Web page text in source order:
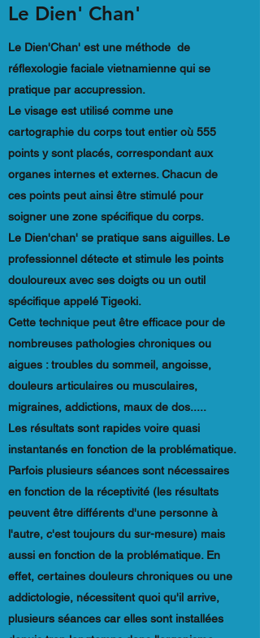
Le Dien' Chan'
Le Dien'Chan' est une méthode de
réflexologie faciale vietnamienne qui se
pratique par accupression.
Le visage est utilisé comme une
cartographie du corps tout entier où 555
points y sont placés, correspondant aux
organes internes et externes. Chacun de
ces points peut ainsi être stimulé pour
soigner une zone spécifique du corps.
Le Dien'chan' se pratique sans aiguilles. Le
professionnel détecte et stimule les points
douloureux avec ses doigts ou un outil
spécifique appelé Tigeoki.
Cette technique peut être efficace pour de
nombreuses pathologies chroniques ou
aigues : troubles du sommeil, angoisse,
douleurs articulaires ou musculaires,
migraines, addictions, maux de dos.....
Les résultats sont rapides voire quasi
instantanés en fonction de la problématique.
Parfois plusieurs séances sont nécessaires
en fonction de la réceptivité (les résultats
peuvent être différents d'une personne à
l'autre, c'est toujours du sur-mesure) mais
aussi en fonction de la problématique. En
effet, certaines douleurs chroniques ou une
addictologie, nécessitent quoi qu'il arrive,
plusieurs séances car elles sont installées